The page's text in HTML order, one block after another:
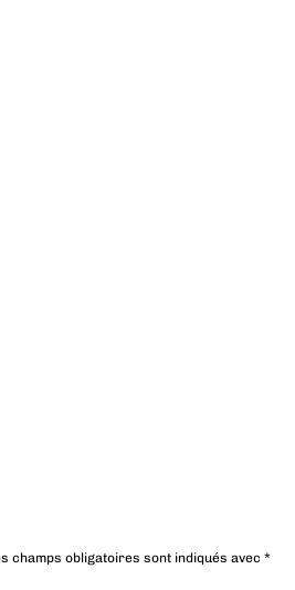
champs obligatoires sont indiqués avec *